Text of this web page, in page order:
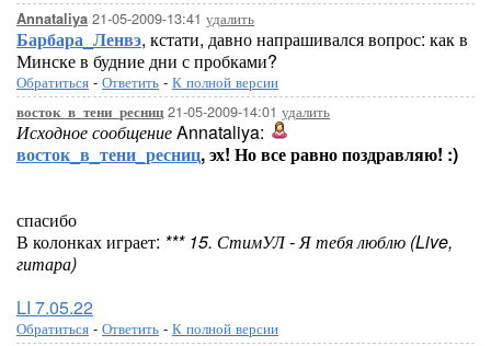
Annataliya 21-05-2009-13:41 удалить
Барбара_Ленвэ, кстати, давно напрашивался вопрос: как в
Минске в будние дни с пробками?
Обратиться - Ответить - К полной версии
восток_в_тени_ресниц 21-05-2009-14:01 удалить
Исходное сообщениеAnnataliya:
восток_в_тени_ресниц, эх! Но все равно поздравляю! :)
спасибо
В колонках играет: *** 15. СтимУЛ - Я тебя люблю (Live,
гитара)
LI 7.05.22
Обратиться - Ответить - К полной версии